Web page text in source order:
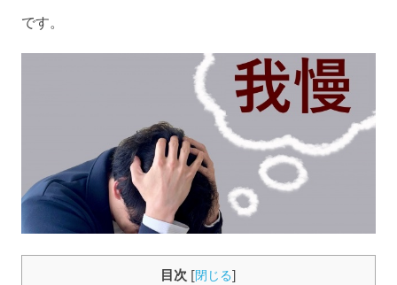
です。
目次 [閉じる]